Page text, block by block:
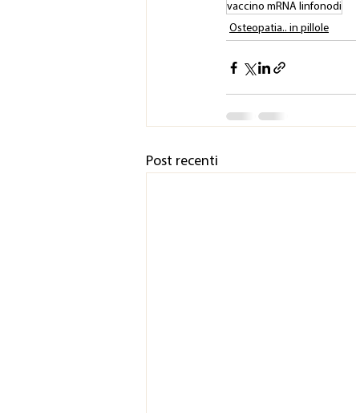
vaccino mRNA linfonodi
Osteopatia.. in pillole
Post recenti